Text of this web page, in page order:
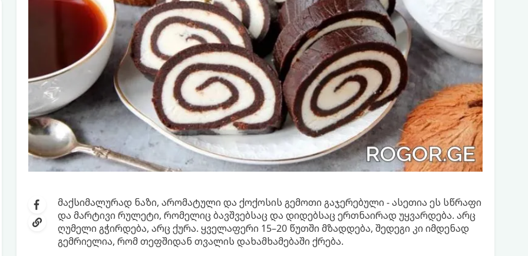
მაქსიმალურად ნაზი, არომატული და ქოქოსის გემოთი გაჯერებული - ასეთია ეს სწრაფი
და მარტივი რულეტი, რომელიც ბავშვებსაც და დიდებსაც ერთნაირად უყვარდება. არც
ღუმელი გჭირდება, არც ქურა. ყველაფერი 15–20 წუთში მზადდება, შედეგი კი იმდენად
გემრიელია, რომ თეფშიდან თვალის დახამხამებაში ქრება.